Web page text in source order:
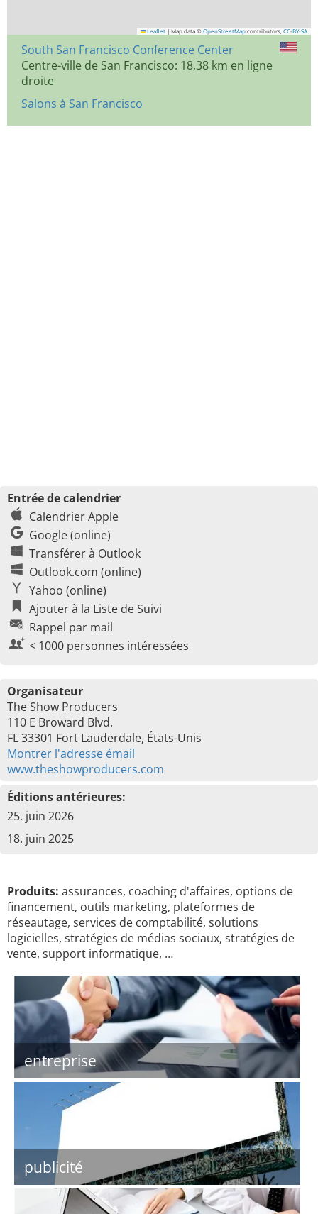
Leaflet | Map data © OpenStreetMap contributors, CC-BY-SA
South San Francisco Conference Center
Centre-ville de San Francisco: 18,38 km en ligne
droite
Salons à San Francisco
Entrée de calendrier
Calendrier Apple
Google (online)
Transférer à Outlook
Outlook.com (online)
Yahoo (online)
Ajouter à la Liste de Suivi
Rappel par mail
< 1000 personnes intéressées
Organisateur
The Show Producers
110 E Broward Blvd.
FL 33301 Fort Lauderdale, États-Unis
Montrer l'adresse émail
www.theshowproducers.com
Éditions antérieures:
25. juin 2026
18. juin 2025
Produits: assurances, coaching d'affaires, options de
financement, outils marketing, plateformes de
réseautage, services de comptabilité, solutions
logicielles, stratégies de médias sociaux, stratégies de
vente, support informatique, …
entreprise
publicité